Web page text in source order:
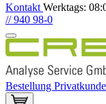
Kontakt Werktags:
// 940 98-0
Bestellung